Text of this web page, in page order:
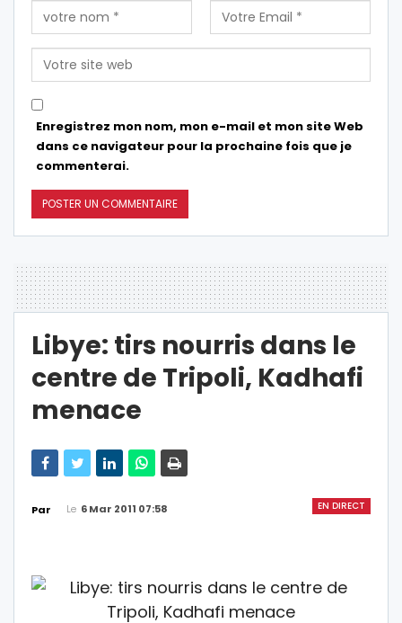
Enregistrez mon nom, mon e-mail et mon site Web
dans ce navigateur pour la prochaine fois que je
commenterai.
Libye: tirs nourris dans le
centre de Tripoli, Kadhafi
menace
EN DIRECT
Par Le 6 Mar 2011 07:58